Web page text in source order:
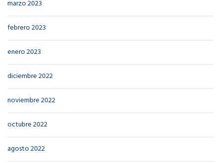
marzo 2023
febrero 2023
enero 2023
diciembre 2022
noviembre 2022
octubre 2022
agosto 2022